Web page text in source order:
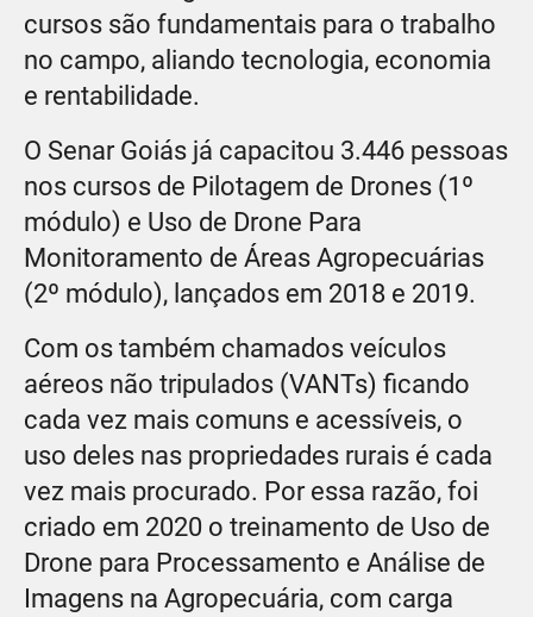
cursos são fundamentais para o trabalho
no campo, aliando tecnologia, economia
e rentabilidade.
O Senar Goiás já capacitou 3.446 pessoas
nos cursos de Pilotagem de Drones (1º
módulo) e Uso de Drone Para
Monitoramento de Áreas Agropecuárias
(2º módulo), lançados em 2018 e 2019.
Com os também chamados veículos
aéreos não tripulados (VANTs) ficando
cada vez mais comuns e acessíveis, o
uso deles nas propriedades rurais é cada
vez mais procurado. Por essa razão, foi
criado em 2020 o treinamento de Uso de
Drone para Processamento e Análise de
Imagens na Agropecuária, com carga